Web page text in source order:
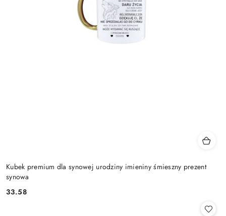
Kubek premium dla synowej urodziny imieniny śmieszny prezent
synowa
Cena:
33.58